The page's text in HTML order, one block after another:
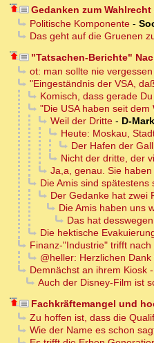
Gedanken zum Wahlrecht
Politische Komponente-
Das geht auf die Gruenen
"Tatsachen-Berichte"
ot: man sollte nie
"Eingeständnis der VSA,
Komisch, dass gerade
"Die USA haben seit
Weil der Dritte- D-
Heute: Moskau,
Der Hafen der
Nicht der dritte, der
Ja,a, genau. Sie
Die Amis sind
Der Gedanke hat zwei
Die Amis haben uns
Das hat
Die hektische
Finanz-"Industrie" trifft
@heller: Herzlichen
Demnächst an ihrem Kiosk
Auch der Disney-Film ist
Fachkräftemangel und
Zu hoffen ist, dass die
Wie der Name es schon